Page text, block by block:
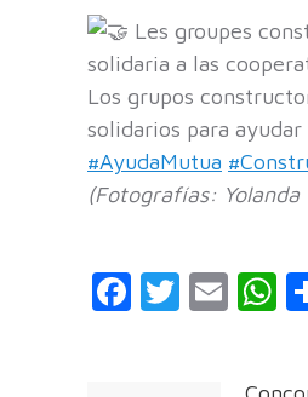
Les groupes
solidaria a las
Los grupos
solidarios para
#AyudaMutua
(Fotografías:
Facebook
Twitter